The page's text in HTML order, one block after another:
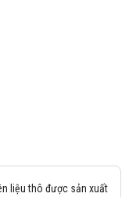
liệu thô được sản xuất